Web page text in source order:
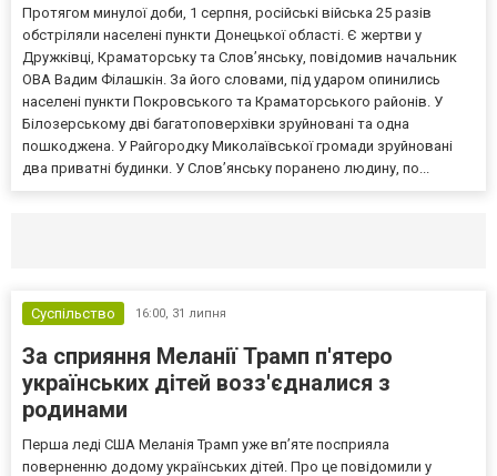
Протягом минулої доби, 1 серпня, російські війська 25 разів
обстріляли населені пункти Донецької області. Є жертви у
Дружківці, Краматорську та Слов’янську, повідомив начальник
ОВА Вадим Філашкін. За його словами, під ударом опинились
населені пункти Покровського та Краматорського районів. У
Білозерському дві багатоповерхівки зруйновані та одна
пошкоджена. У Райгородку Миколаївської громади зруйновані
два приватні будинки. У Слов’янську поранено людину, по...
Суспільство 16:00, 31 липня
За сприяння Меланії Трамп п'ятеро
українських дітей возз'єдналися з
родинами
Перша леді США Меланія Трамп уже впʼяте посприяла
поверненню додому українських дітей. Про це повідомили у